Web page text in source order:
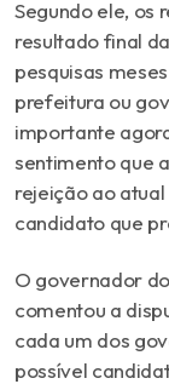
Segundo ele, os
resultado final
pesquisas
prefeitura ou
importante
sentimento que
rejeição ao
candidato que
O governador
comentou a
cada um dos
possível